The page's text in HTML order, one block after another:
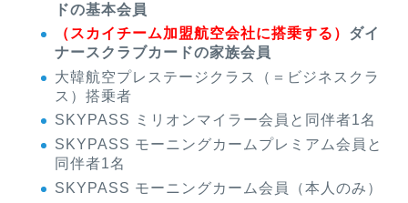
ドの基本会員
（スカイチーム加盟航空会社に搭乗する） ダイ
ナースクラブカードの家族会員
大韓航空プレステージクラス（＝ビジネスクラ
ス）搭乗者
SKYPASS ミリオンマイラー会員と同伴者1名
SKYPASS モーニングカームプレミアム会員と
同伴者1名
SKYPASS モーニングカーム会員（本人のみ）